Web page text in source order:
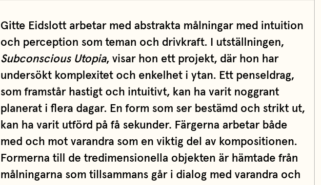
Gitte Eidslott arbetar med abstrakta målningar med intuition
och perception som teman och drivkraft. I utställningen,
Subconscious Utopia, visar hon ett projekt, där hon har
undersökt komplexitet och enkelhet i ytan. Ett penseldrag,
som framstår hastigt och intuitivt, kan ha varit noggrant
planerat i flera dagar. En form som ser bestämd och strikt ut,
kan ha varit utförd på få sekunder. Färgerna arbetar både
med och mot varandra som en viktig del av kompositionen.
Formerna till de tredimensionella objekten är hämtade från
målningarna som tillsammans går i dialog med varandra och